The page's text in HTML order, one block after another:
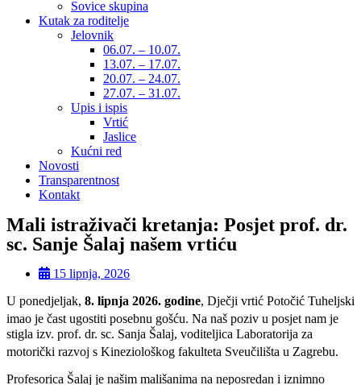
Sovice skupina
Kutak za roditelje
Jelovnik
06.07. – 10.07.
13.07. – 17.07.
20.07. – 24.07.
27.07. – 31.07.
Upis i ispis
Vrtić
Jaslice
Kućni red
Novosti
Transparentnost
Kontakt
Mali istraživači kretanja: Posjet prof. dr.
sc. Sanje Šalaj našem vrtiću
15 lipnja, 2026
U ponedjeljak, 8. lipnja 2026. godine, Dječji vrtić Potočić Tuheljski
imao je čast ugostiti posebnu gošću. Na naš poziv u posjet nam je
stigla izv. prof. dr. sc. Sanja Šalaj, voditeljica Laboratorija za
motorički razvoj s Kineziološkog fakulteta Sveučilišta u Zagrebu.
Profesorica Šalaj je našim mališanima na neposredan i iznimno